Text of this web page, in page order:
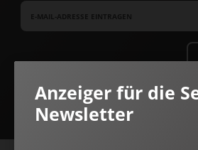
Anzeiger für die
Newsletter